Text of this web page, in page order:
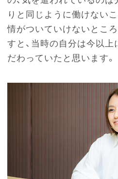
りと同じように働けない
情がついていけないとこ
すと、当時の自分は今以
だわっていたと思います。